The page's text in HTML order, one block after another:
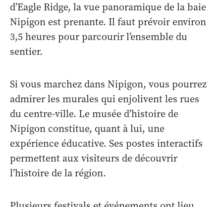
d’Eagle Ridge, la vue panoramique de la baie
Nipigon est prenante. Il faut prévoir environ
3,5 heures pour parcourir l’ensemble du
sentier.
Si vous marchez dans Nipigon, vous pourrez
admirer les murales qui enjolivent les rues
du centre-ville. Le musée d’histoire de
Nipigon constitue, quant à lui, une
expérience éducative. Ses postes interactifs
permettent aux visiteurs de découvrir
l’histoire de la région.